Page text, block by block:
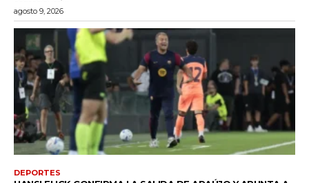
agosto 9, 2026
DEPORTES